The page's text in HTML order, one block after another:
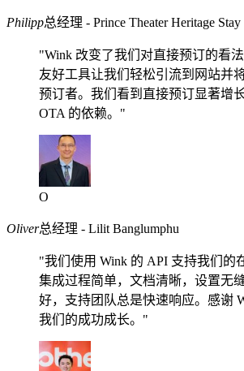
Philipp总经理 - Prince Theater Heritage Stay
"Wink 改变了我们对直接预订的看
友好工具让我们轻松引流到网站并
预订者。我们看到直接预订显著增
OTA 的依赖。"
O
Oliver总经理 - Lilit Banglumphu
"我们使用 Wink 的 API 支持我们的
集成过程简单，文档清晰，设置无
好，支持团队总是快速响应。感谢
我们的成功成长。"